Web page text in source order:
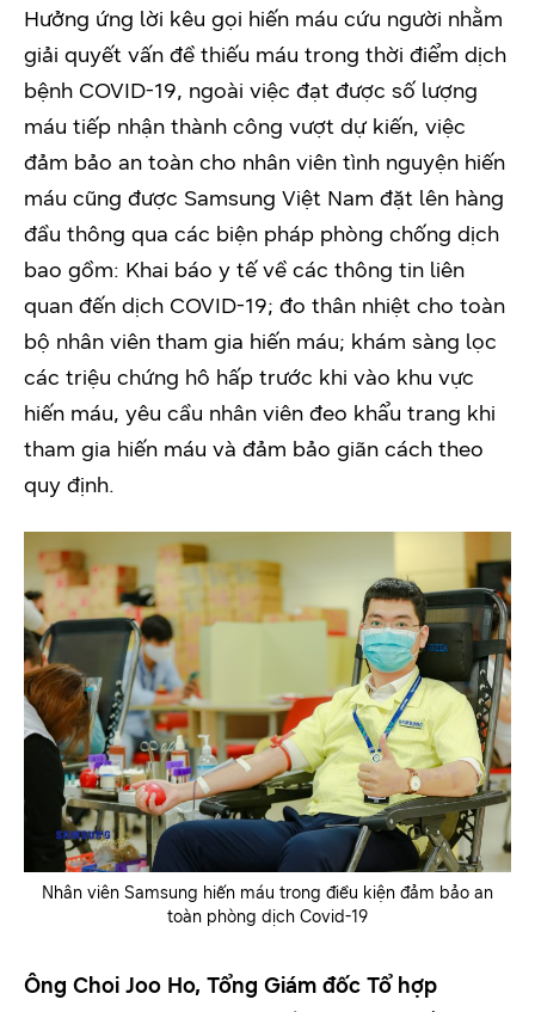
Hưởng ứng lời kêu gọi hiến máu cứu người nhằm
giải quyết vấn đề thiếu máu trong thời điểm dịch
bệnh COVID-19, ngoài việc đạt được số lượng
máu tiếp nhận thành công vượt dự kiến, việc
đảm bảo an toàn cho nhân viên tình nguyện hiến
máu cũng được Samsung Việt Nam đặt lên hàng
đầu thông qua các biện pháp phòng chống dịch
bao gồm: Khai báo y tế về các thông tin liên
quan đến dịch COVID-19; đo thân nhiệt cho toàn
bộ nhân viên tham gia hiến máu; khám sàng lọc
các triệu chứng hô hấp trước khi vào khu vực
hiến máu, yêu cầu nhân viên đeo khẩu trang khi
tham gia hiến máu và đảm bảo giãn cách theo
quy định.
Nhân viên Samsung hiến máu trong điều kiện đảm bảo an
toàn phòng dịch Covid-19
Ông Choi Joo Ho, Tổng Giám đốc Tổ hợp